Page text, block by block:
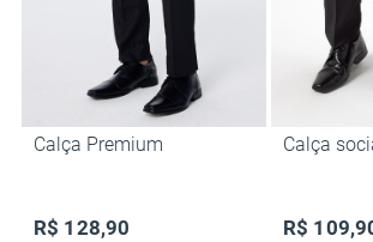
Calça Premium
R$ 128,90
Calça
R$